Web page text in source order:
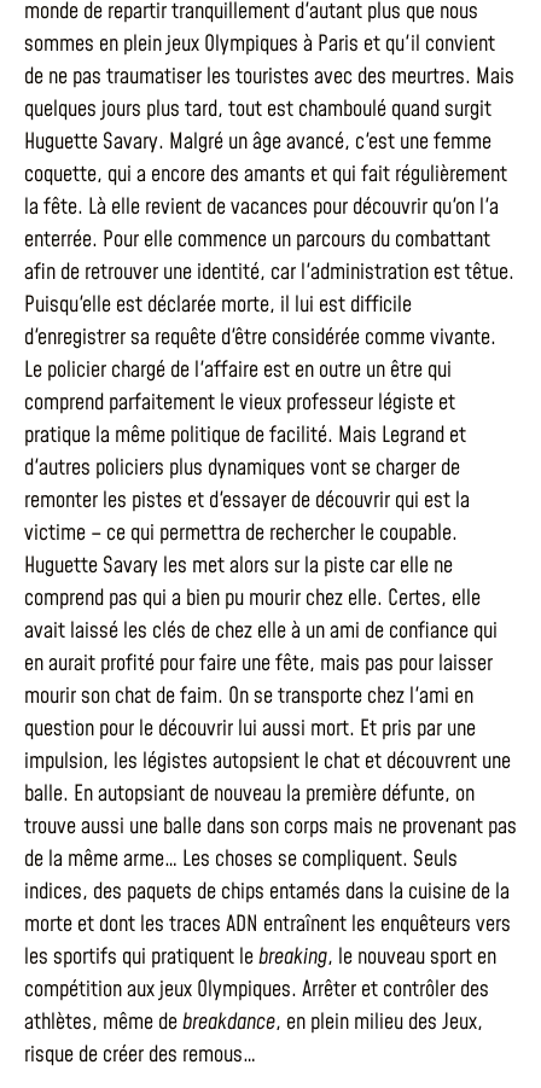
monde de repartir tranquillement d'autant plus que nous
sommes en plein jeux Olympiques à Paris et qu'il convient
de ne pas traumatiser les touristes avec des meurtres. Mais
quelques jours plus tard, tout est chamboulé quand surgit
Huguette Savary. Malgré un âge avancé, c'est une femme
coquette, qui a encore des amants et qui fait régulièrement
la fête. Là elle revient de vacances pour découvrir qu'on l'a
enterrée. Pour elle commence un parcours du combattant
afin de retrouver une identité, car l'administration est têtue.
Puisqu'elle est déclarée morte, il lui est difficile
d'enregistrer sa requête d'être considérée comme vivante.
Le policier chargé de l'affaire est en outre un être qui
comprend parfaitement le vieux professeur légiste et
pratique la même politique de facilité. Mais Legrand et
d'autres policiers plus dynamiques vont se charger de
remonter les pistes et d'essayer de découvrir qui est la
victime – ce qui permettra de rechercher le coupable.
Huguette Savary les met alors sur la piste car elle ne
comprend pas qui a bien pu mourir chez elle. Certes, elle
avait laissé les clés de chez elle à un ami de confiance qui
en aurait profité pour faire une fête, mais pas pour laisser
mourir son chat de faim. On se transporte chez l'ami en
question pour le découvrir lui aussi mort. Et pris par une
impulsion, les légistes autopsient le chat et découvrent une
balle. En autopsiant de nouveau la première défunte, on
trouve aussi une balle dans son corps mais ne provenant pas
de la même arme… Les choses se compliquent. Seuls
indices, des paquets de chips entamés dans la cuisine de la
morte et dont les traces ADN entraînent les enquêteurs vers
les sportifs qui pratiquent lebreaking, le nouveau sport en
compétition aux jeux Olympiques. Arrêter et contrôler des
athlètes, même debreakdance, en plein milieu des Jeux,
risque de créer des remous…